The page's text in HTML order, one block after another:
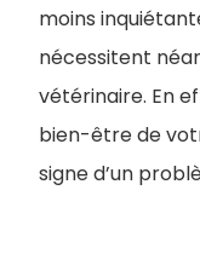
moins
nécessitent
vétérinaire. En
bien-être de
signe d’un